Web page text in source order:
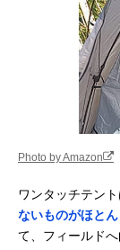
Photo by Amazon
ワンタッチテン
ないものがほと
て、フィールドへ